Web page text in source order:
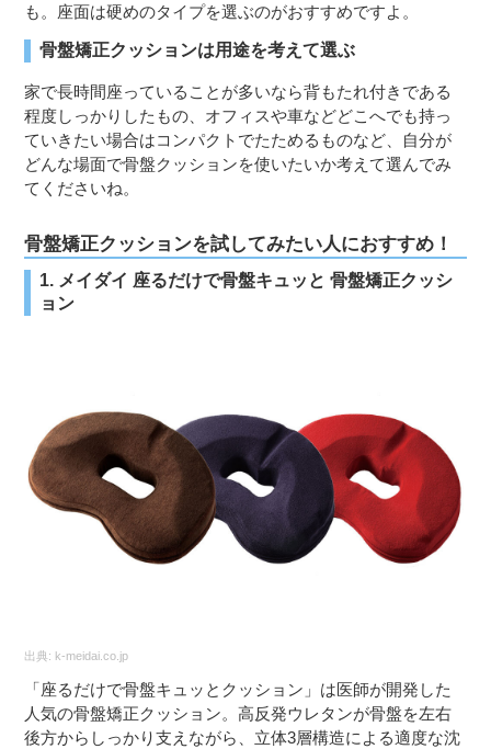
も。座面は硬めのタイプを選ぶのがおすすめですよ。
骨盤矯正クッションは用途を考えて選ぶ
家で長時間座っていることが多いなら背もたれ付きである
程度しっかりしたもの、オフィスや車などどこへでも持っ
ていきたい場合はコンパクトでたためるものなど、自分が
どんな場面で骨盤クッションを使いたいか考えて選んでみ
てくださいね。
骨盤矯正クッションを試してみたい人におすすめ！
1. メイダイ 座るだけで骨盤キュッと 骨盤矯正クッシ
ョン
出典: k-meidai.co.jp
「座るだけで骨盤キュッとクッション」は医師が開発した
人気の骨盤矯正クッション。高反発ウレタンが骨盤を左右
後方からしっかり支えながら、立体3層構造による適度な沈